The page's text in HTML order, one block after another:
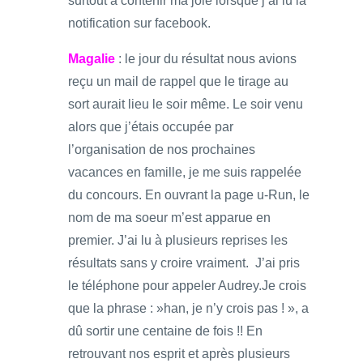
notification sur facebook.
Magalie : le jour du résultat nous avions
reçu un mail de rappel que le tirage au
sort aurait lieu le soir même. Le soir venu
alors que j’étais occupée par
l’organisation de nos prochaines
vacances en famille, je me suis rappelée
du concours. En ouvrant la page u-Run, le
nom de ma soeur m’est apparue en
premier. J’ai lu à plusieurs reprises les
résultats sans y croire vraiment. J’ai pris
le téléphone pour appeler Audrey.Je crois
que la phrase : »han, je n’y crois pas ! », a
dû sortir une centaine de fois !! En
retrouvant nos esprit et après plusieurs